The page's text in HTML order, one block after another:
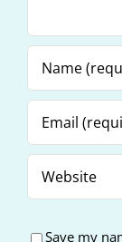
Save my